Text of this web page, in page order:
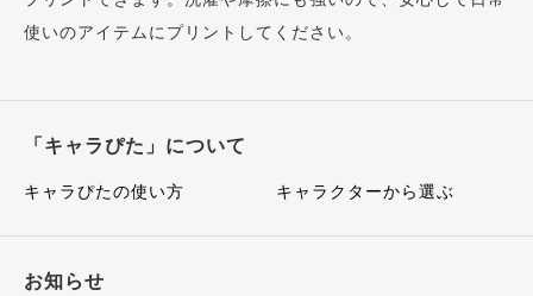
使いのアイテムにプリントしてください。
「キャラぴた」について
キャラぴたの使い方 キャラクターから選ぶ
お知らせ